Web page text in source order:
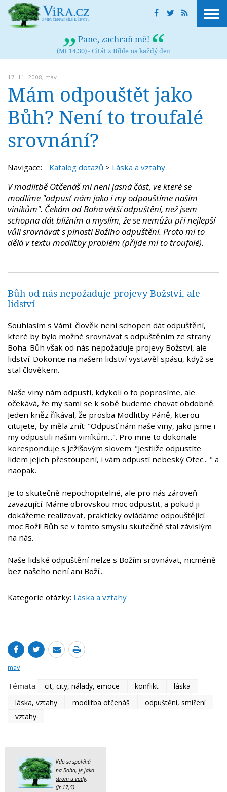
Pane, zachraň mě!
(Mt 14,30) -Citát z Bible na každý den
17. 11. 2008, mav
Mám odpouštět jako
Bůh? Není to troufalé
srovnání?
Navigace: Katalog dotazů > Láska a vztahy
V modlitbě Otčenáš mi není jasná část, ve které se
modlíme "odpusť nám jako i my odpouštíme našim
vinikům". Čekám od Boha větší odpuštění, než jsem
schopna dát bližním a myslím, že se nemůžu při nejlepší
vůli srovnávat s plností Božího odpuštění. Proto mi to
dělá v textu modlitby problém (přijde mi to troufalé).
Bůh od nás nepožaduje projevy Božství, ale
lidství
Souhlasím s Vámi: člověk není schopen dát odpuštění,
které by bylo možné srovnávat s odpuštěním ze strany
Boha. Bůh však od nás nepožaduje projevy Božství, ale
lidství. Dokonce na našem lidství vystavěl spásu, když se
stal člověkem.
Naše viny nám odpustí, kdykoli o to poprosíme, ale
očekává, že my sami se k sobě budeme chovat obdobně.
Jeden kněz říkával, že prosba Modlitby Páně, kterou
citujete, by měla znít: "Odpusť nám naše viny, jako jsme i
my odpustili našim viníkům...". Pro mne to dokonale
koresponduje s Ježíšovým slovem: "Jestliže odpustíte
lidem jejich přestoupení, i vám odpustí nebeský Otec... " a
naopak.
Je to skutečně nepochopitelné, ale pro nás zároveň
zavazující. Máme obrovskou moc odpustit, a pokud ji
dokážeme realizovat, prakticky ovládáme odpouštějící
moc Boží! Bůh se v tomto smyslu skutečně stal závislým
na nás.
Naše lidské odpuštění nelze s Božím srovnávat, nicméně
bez našeho není ani Boží...
Kategorie otázky: Láska a vztahy
mav
Témata: cit, city, nálady, emoce konflikt
láska
láska, vztahy
modlitba otčenáš
odpuštění, smíření
vztahy
Kdo se spoléhá
na Boha, je jako
strom u vody.
(Jr 17,5)